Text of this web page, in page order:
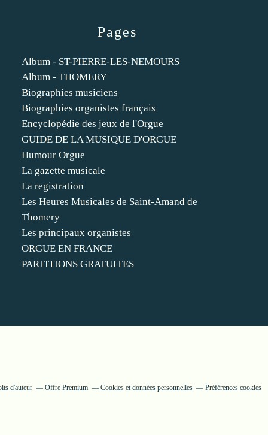
Pages
Album - ST-PIERRE-LES-NEMOURS
Album - THOMERY
Biographies musiciens
Biographies organistes français
Encyclopédie des jeux de l'Orgue
GUIDE DE LA MUSIQUE D'ORGUE
Humour Orgue
La gazette musicale
La registration
Les Heures Musicales de Saint-Amand de
Thomery
Les principaux organistes
ORGUE EN FRANCE
PARTITIONS GRATUITES
d'auteur Offre Premium Cookies et données personnelles Préférences cookies